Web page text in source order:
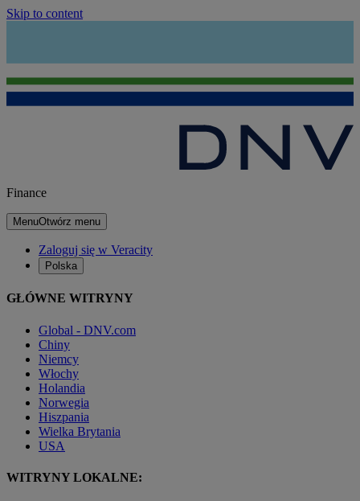
Skip to content
Finance
MenuOtwórz menu
Zaloguj się w Veracity
Polska
GŁÓWNE WITRYNY
Global - DNV.com
Chiny
Niemcy
Włochy
Holandia
Norwegia
Hiszpania
Wielka Brytania
USA
WITRYNY LOKALNE: